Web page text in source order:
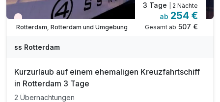
Aktuell ausgebucht
Rotterdam, Rotterdam und Umgebung
3 Tage | 2 Nächte
ab 254 €
Gesamt ab 507 €
ss Rotterdam
Kurzurlaub auf einem ehemaligen Kreuzfahrtschiff
in Rotterdam 3 Tage
2 Übernachtungen